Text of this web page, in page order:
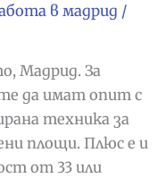
в мадрид /
Мадрид. За
да имат опит с
техника за
площи. Плюс е и
от 33 или